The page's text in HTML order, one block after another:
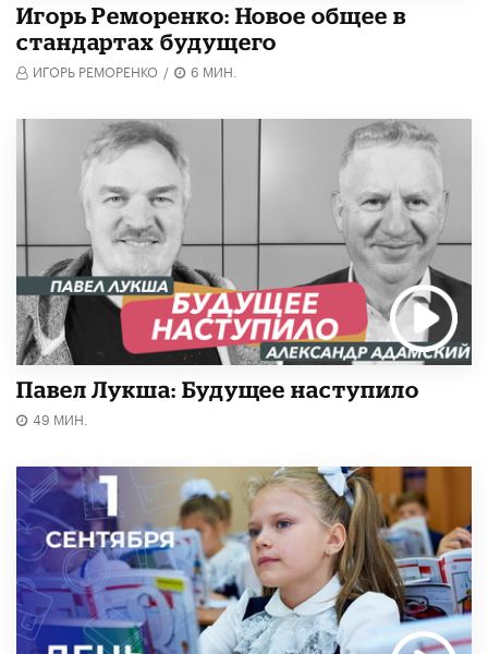
Игорь Реморенко: Новое общее в
стандартах будущего
ИГОРЬ РЕМОРЕНКО / 6 МИН.
Павел Лукша: Будущее наступило
49 МИН.